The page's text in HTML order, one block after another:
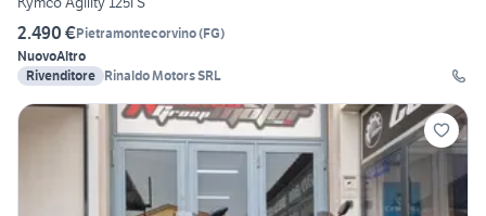
2.490 €Pietramontecorvino(FG)
NuovoAltro
Rivenditore Rinaldo Motors SRL